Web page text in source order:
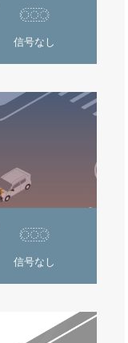
信号なし
信号なし